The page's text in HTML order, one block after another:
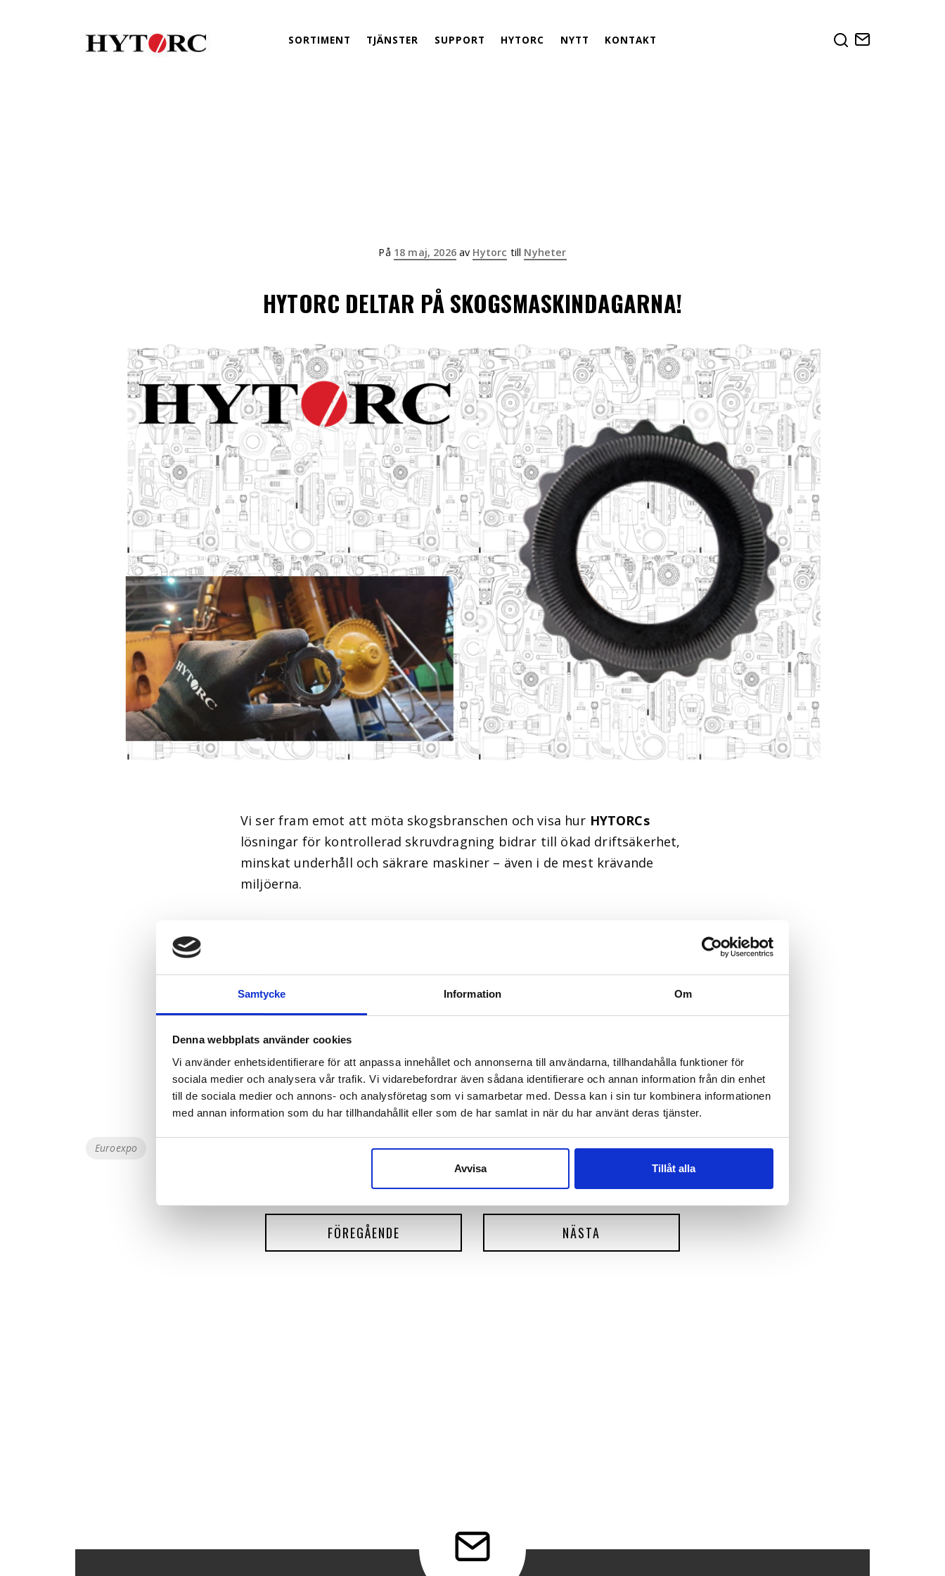
Samtycke Information Om
Denna webbplats använder cookies
Vi använder enhetsidentifierare för att anpassa innehållet och annonserna till användarna, tillhandahålla funktioner för
sociala medier och analysera vår trafik. Vi vidarebefordrar även sådana identifierare och annan information från din enhet
till de sociala medier och annons- och analysföretag som vi samarbetar med. Dessa kan i sin tur kombinera informationen
med annan information som du har tillhandahållit eller som de har samlat in när du har använt deras tjänster.
Avvisa Tillåt alla
SORTIMENT TJÄNSTER SUPPORT HYTORC NYTT KONTAKT
På Publicerad
på
18 maj, 2026av Hytorc till Nyheter
HYTORC DELTAR PÅ SKOGSMASKINDAGARNA!
Vi ser fram emot att möta skogsbranschen och visa hur HYTORCs
lösningar för kontrollerad skruvdragning bidrar till ökad driftsäkerhet,
minskat underhåll och säkrare maskiner – även i de mest krävande
miljöerna.
Vi ser fram emot att träffa er på Skogsmaskindagarna den
Etiketter
Euroexpo
FÖREGÅENDE NÄSTA